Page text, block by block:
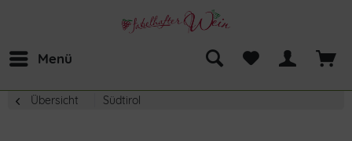
Menü
Übersicht Südtirol